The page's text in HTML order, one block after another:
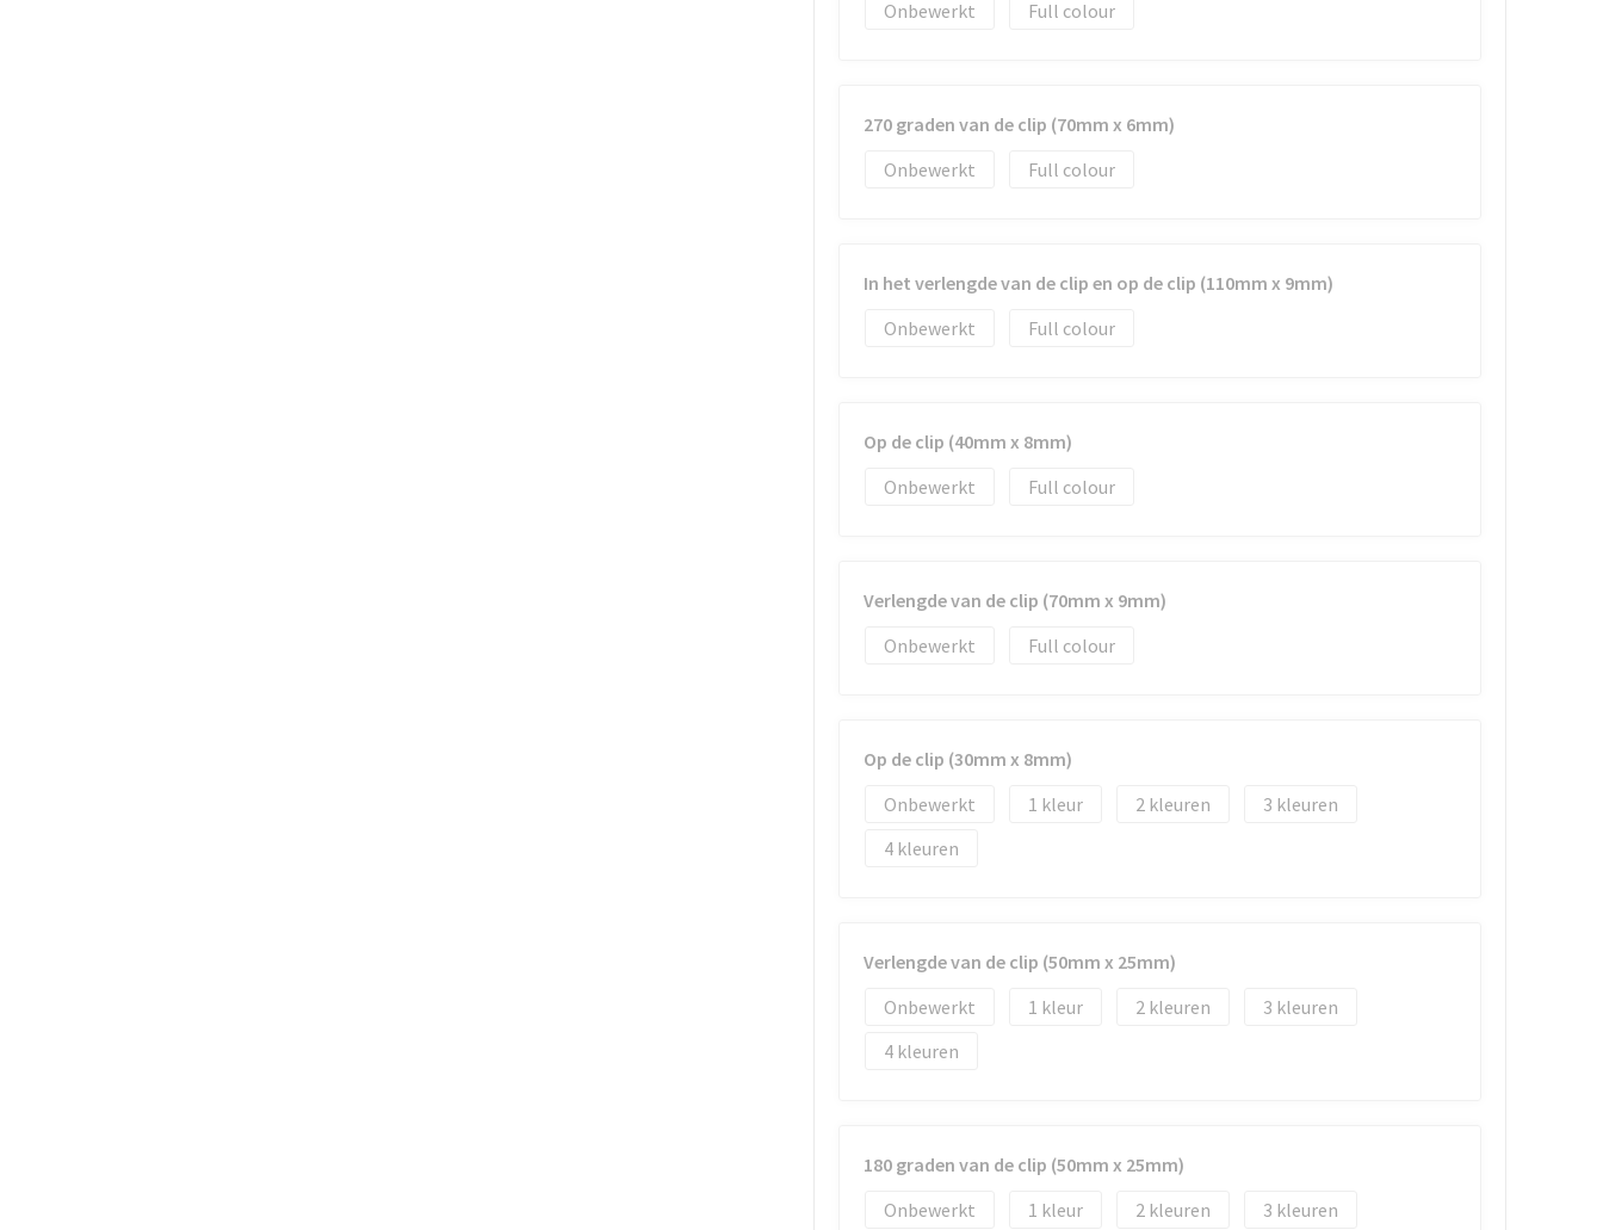
Onbewerkt
Full colour
270 graden van de clip (70mm x 6mm)
Onbewerkt
Full colour
In het verlengde van de clip en op de clip (110mm x 9mm)
Onbewerkt
Full colour
Op de clip (40mm x 8mm)
Onbewerkt
Full colour
Verlengde van de clip (70mm x 9mm)
Onbewerkt
Full colour
Op de clip (30mm x 8mm)
Onbewerkt
1 2
3
4
Verlengde van de clip (50mm x 25mm)
Onbewerkt
1 2
3
4
180 graden van de clip (50mm x 25mm)
Onbewerkt
1 2
3